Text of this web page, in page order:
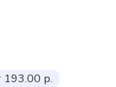
193.00 р.